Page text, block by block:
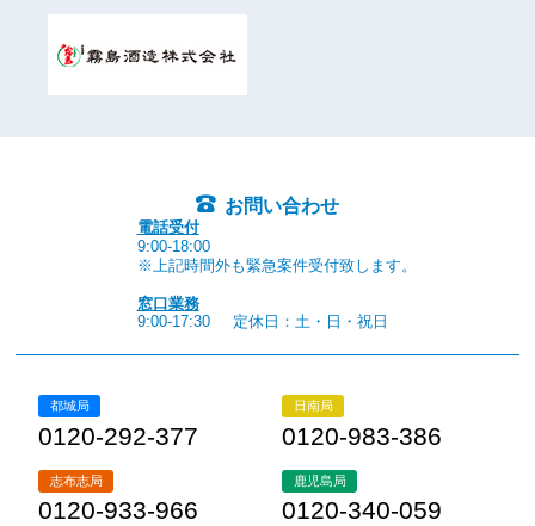
お問い合わせ
電話受付
9:00-18:00
※上記時間外も緊急案件受付致します。
窓口業務
9:00-17:30
定休日：土・日・祝日
都城局
0120-292-377
日南局
0120-983-386
志布志局
0120-933-966
鹿児島局
0120-340-059